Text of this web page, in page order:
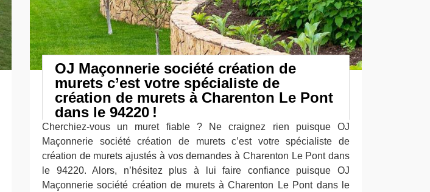
OJ Maçonnerie société création de
murets c’est votre spécialiste de
création de murets à Charenton Le Pont
dans le 94220 !
Cherchiez-vous un muret fiable ? Ne craignez rien puisque OJ
Maçonnerie société création de murets c’est votre spécialiste de
création de murets ajustés à vos demandes à Charenton Le Pont dans
le 94220. Alors, n’hésitez plus à lui faire confiance puisque OJ
Maçonnerie société création de murets à Charenton Le Pont dans le